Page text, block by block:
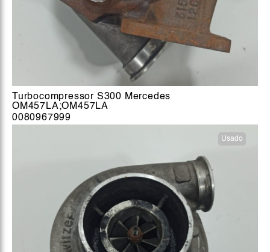
Turbocompressor S300 Mercedes
OM457LA;OM457LA
0080967999
Usado